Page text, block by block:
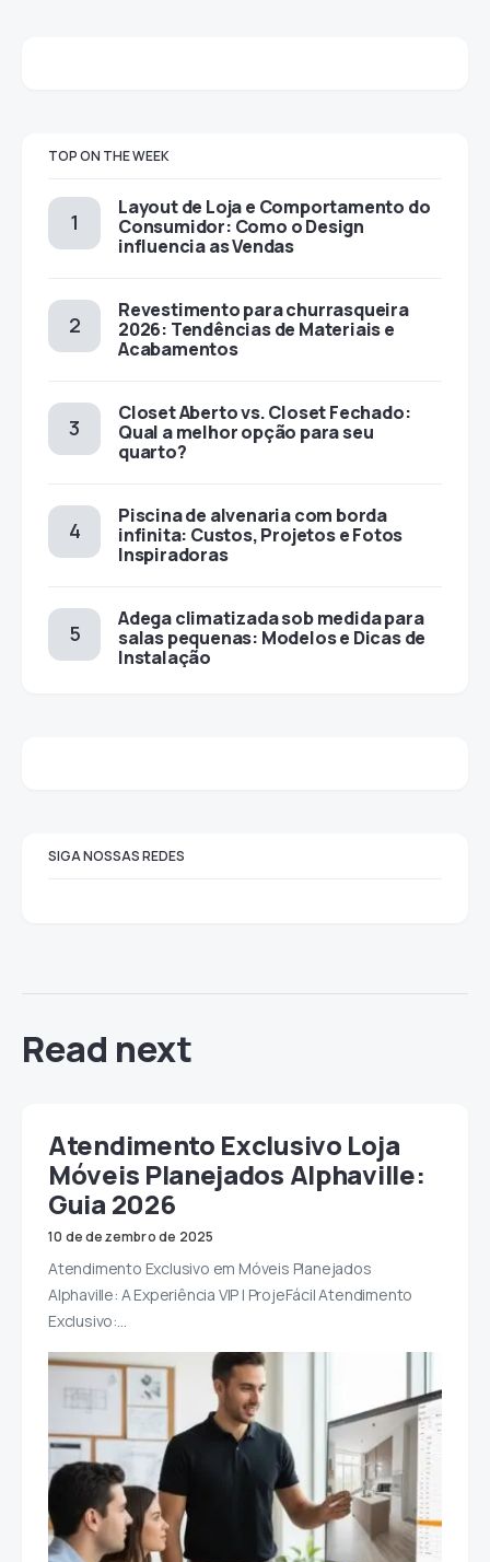
TOP ON THE WEEK
Layout de Loja e Comportamento do
Consumidor: Como o Design
influencia as Vendas
Revestimento para churrasqueira
2026: Tendências de Materiais e
Acabamentos
Closet Aberto vs. Closet Fechado:
Qual a melhor opção para seu
quarto?
Piscina de alvenaria com borda
infinita: Custos, Projetos e Fotos
Inspiradoras
Adega climatizada sob medida para
salas pequenas: Modelos e Dicas de
Instalação
SIGA NOSSAS REDES
Read next
Atendimento Exclusivo Loja
Móveis Planejados Alphaville:
Guia 2026
10 de dezembro de 2025
Atendimento Exclusivo em Móveis Planejados
Alphaville: A Experiência VIP | ProjeFácil Atendimento
Exclusivo:…